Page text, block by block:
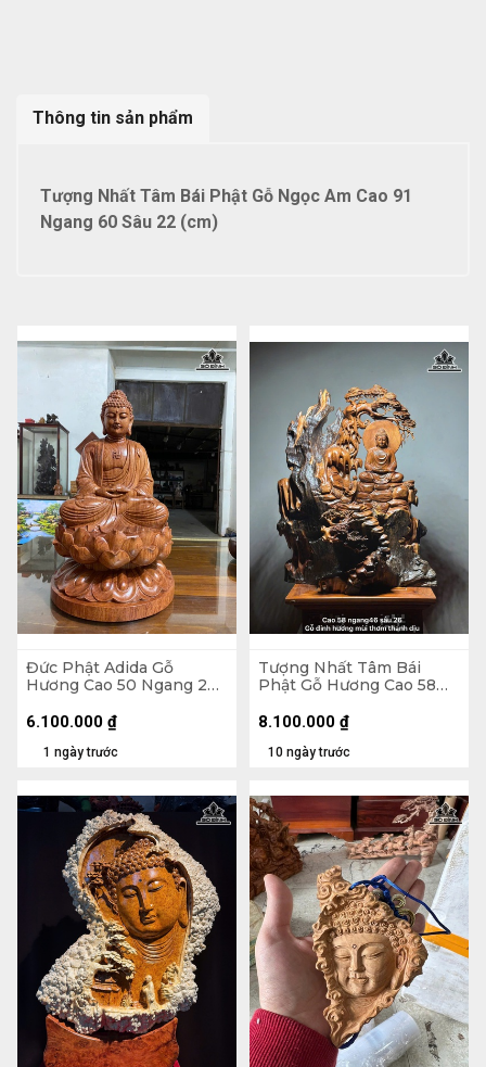
Thông tin sản phẩm
Tượng Nhất Tâm Bái Phật Gỗ Ngọc Am Cao 91
Ngang 60 Sâu 22 (cm)
Đức Phật Adida Gỗ
Hương Cao 50 Ngang 29
1 ngày trước
6.100.000 ₫
Tượng Nhất Tâm Bái
Phật Gỗ Hương Cao 58
10 ngày trước
8.100.000 ₫